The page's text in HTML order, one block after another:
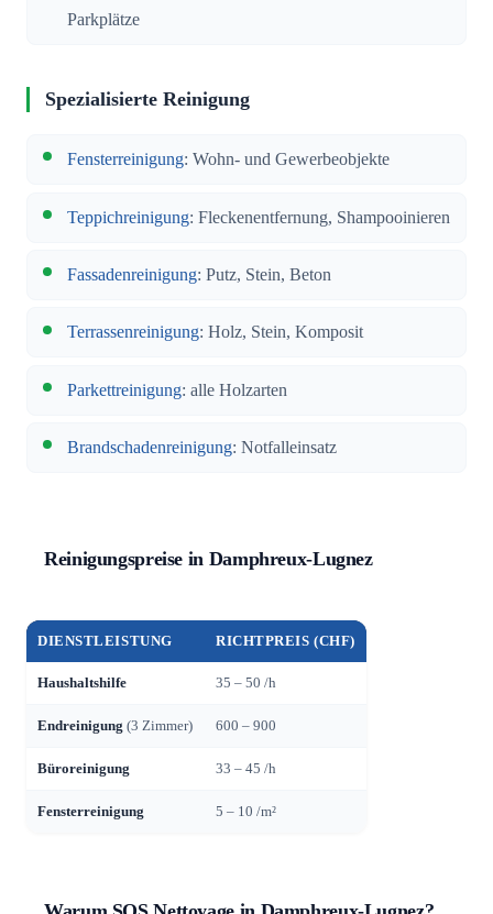
Parkplätze
Spezialisierte Reinigung
Fensterreinigung: Wohn- und Gewerbeobjekte
Teppichreinigung: Fleckenentfernung, Shampooinieren
Fassadenreinigung: Putz, Stein, Beton
Terrassenreinigung: Holz, Stein, Komposit
Parkettreinigung: alle Holzarten
Brandschadenreinigung: Notfalleinsatz
Reinigungspreise in Damphreux-Lugnez
DIENSTLEISTUNG RICHTPREIS (CHF)
Haushaltshilfe 35 – 50 /h
Endreinigung (3 Zimmer) 600 – 900
Büroreinigung 33 – 45 /h
Fensterreinigung 5 – 10 /m²